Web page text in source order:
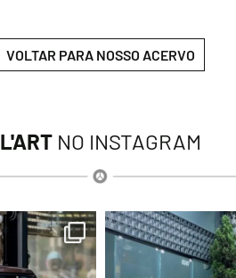
VOLTAR PARA NOSSO ACERVO
L'ART NO INSTAGRAM